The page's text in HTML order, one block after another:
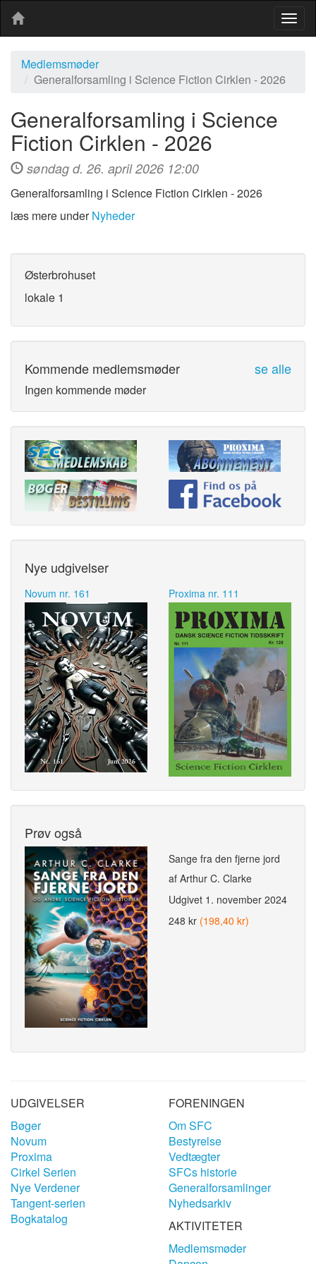
Medlemsmøder
Generalforsamling i Science Fiction Cirklen - 2026
Generalforsamling i Science
Fiction Cirklen - 2026
søndag d. 26. april 2026 12:00
Generalforsamling i Science Fiction Cirklen - 2026
læs mere underNyheder
Østerbrohuset
lokale 1
Kommende medlemsmøder se alle
Ingen kommende møder
Nye udgivelser
Novum nr. 161 Proxima nr. 111
Prøv også
Sange fra den fjerne jord
af Arthur C. Clarke
Udgivet 1. november 2024
248 kr (198,40 kr)
UDGIVELSER
Bøger
Novum
Proxima
Cirkel Serien
Nye Verdener
Tangent-serien
Bogkatalog
FORENINGEN
Om SFC
Bestyrelse
Vedtægter
SFCs historie
Generalforsamlinger
Nyhedsarkiv
AKTIVITETER
Medlemsmøder